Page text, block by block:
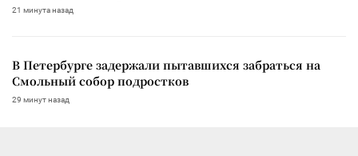
21 минута назад
В Петербурге задержали пытавшихся забраться на
Смольный собор подростков
29 минут назад